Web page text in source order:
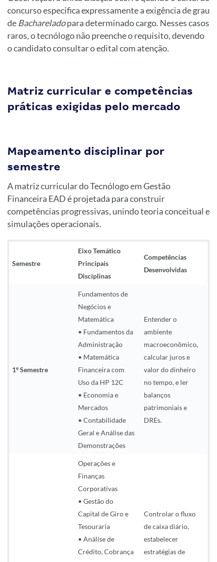
concurso especifica expressamente a exigência de grau
de Bachareladopara determinado cargo. Nesses casos
raros, o tecnólogo não preenche o requisito, devendo
o candidato consultar o edital com atenção.
Matriz curricular e competências
práticas exigidas pelo mercado
Mapeamento disciplinar por
semestre
A matriz curricular do Tecnólogo em Gestão
Financeira EAD é projetada para construir
competências progressivas, unindo teoria conceitual e
simulações operacionais.
Semestre
Eixo Temático
Principais
Disciplinas
Competências
Desenvolvidas
1º Semestre
Fundamentos de
Negócios e
Matemática
• Fundamentos da
Administração
• Matemática
Financeira com
Uso da HP 12C
• Economia e
Mercados
• Contabilidade
Geral e Análise das
Demonstrações
Entender o
ambiente
macroeconômico,
calcular juros e
valor do dinheiro
no tempo, e ler
balanços
patrimoniais e
DREs.
Operações e
Finanças
Corporativas
• Gestão do
Capital de Giro e
Tesouraria
• Análise de
Crédito, Cobrança
Controlar o fluxo
de caixa diário,
estabelecer
estratégias de